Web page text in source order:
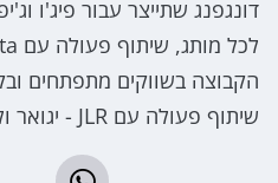
הקבוצה בשווקים מתפתחים
שיתוף פעולה עם JLR - יגואר ולנד רובר.